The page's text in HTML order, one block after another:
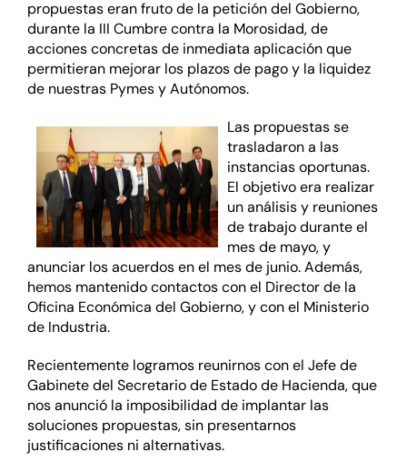
propuestas eran fruto de la petición del Gobierno,
durante la III Cumbre contra la Morosidad, de
acciones concretas de inmediata aplicación que
permitieran mejorar los plazos de pago y la liquidez
de nuestras Pymes y Autónomos.
Las propuestas se
trasladaron a las
instancias oportunas.
El objetivo era realizar
un análisis y reuniones
de trabajo durante el
mes de mayo, y
anunciar los acuerdos en el mes de junio. Además,
hemos mantenido contactos con el Director de la
Oficina Económica del Gobierno, y con el Ministerio
de Industria.
Recientemente logramos reunirnos con el Jefe de
Gabinete del Secretario de Estado de Hacienda, que
nos anunció la imposibilidad de implantar las
soluciones propuestas, sin presentarnos
justificaciones ni alternativas.